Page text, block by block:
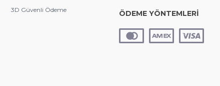
3D Güvenli Ödeme ÖDEME YÖNTEMLERİ